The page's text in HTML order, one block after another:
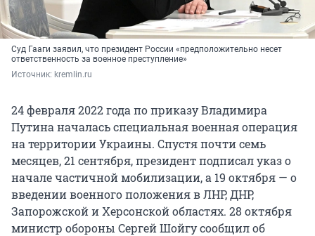
Суд Гааги заявил, что президент России «предположительно несет
ответственность за военное преступление»
Источник: kremlin.ru
24 февраля 2022 года по приказу Владимира
Путина началась специальная военная операция
на территории Украины. Спустя почти семь
месяцев, 21 сентября, президент подписал указ о
начале частичной мобилизации, а 19 октября — о
введении военного положения в ЛНР, ДНР,
Запорожской и Херсонской областях. 28 октября
министр обороны Сергей Шойгу сообщил об